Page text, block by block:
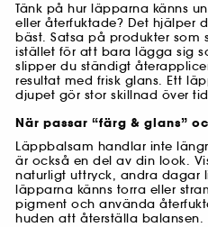
Tänk på hur läpparna känns
eller återfuktade? Det hjälper
bäst. Satsa på produkter som
istället för att bara lägga sig
slipper du ständigt
resultat med frisk glans. Ett
djupet gör stor skillnad över
När passar “färg & glans”
Läppbalsam handlar inte
är också en del av din look.
naturligt uttryck, andra dagar
läpparna känns torra eller
pigment och använda
huden att återställa balansen.